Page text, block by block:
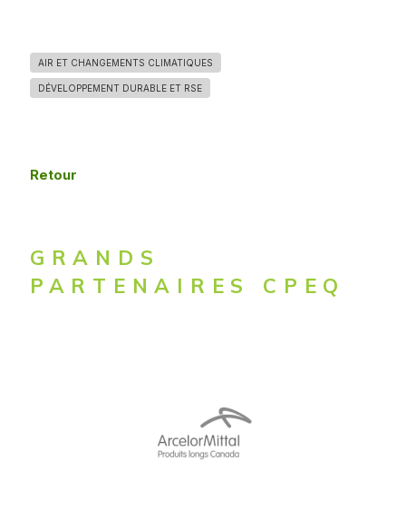
AIR ET CHANGEMENTS CLIMATIQUES
DÉVELOPPEMENT DURABLE ET RSE
Retour
GRANDS
PARTENAIRES CPEQ